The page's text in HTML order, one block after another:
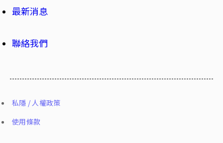
最新消息
聯絡我們
私隱 / 人權政策
使用條款